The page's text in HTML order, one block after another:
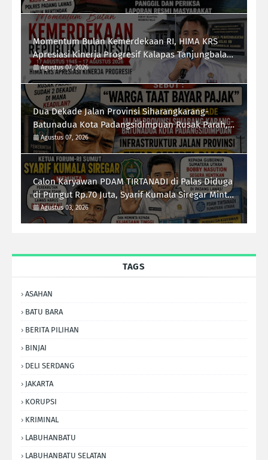
Momentum Bulan Kemerdekaan RI, HIMA KRS
Apresiasi Kinerja Progresif Kalapas Tanjungbalai,
Refin Tua Simanullang
Agustus 07, 2026
Dua Dekade Jalan Provinsi Siharangkarang-
Batunadua Kota Padangsidimpuan Rusak Parah,
Rahmad Taufik Dalimunthe Desak Gubernur
Sumut "Turun Tangan"
Agustus 07, 2026
Calon Karyawan PDAM TIRTANADI di Palas Diduga
di Pungut Rp.70 Juta, Syarif Kumala Siregar Minta
Kejati Sumut Usut Tuntas
Agustus 03, 2026
TAGS
ASAHAN
BATU BARA
BERITA PILIHAN
BINJAI
DELI SERDANG
JAKARTA
KORUPSI
KRIMINAL
LABUHANBATU
LABUHANBATU SELATAN